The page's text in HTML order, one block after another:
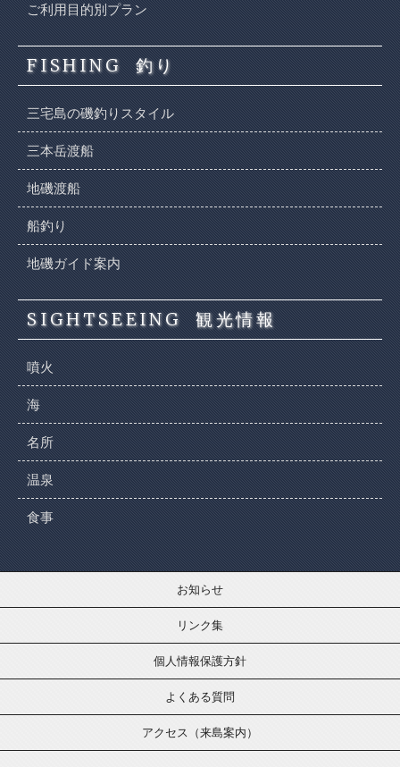
ご利用目的別プラン
FISHING 釣り
三宅島の磯釣りスタイル
三本岳渡船
地磯渡船
船釣り
地磯ガイド案内
SIGHTSEEING 観光情報
噴火
海
名所
温泉
食事
お知らせ
リンク集
個人情報保護方針
よくある質問
アクセス（来島案内）